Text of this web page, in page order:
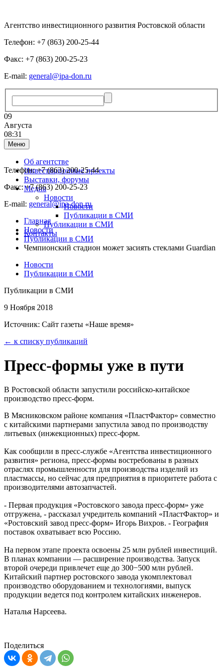
Агентство инвестиционного развития Ростовской области
Телефон: +7 (863) 200-25-44
Факс: +7 (863) 200-25-23
E-mail: general@ipa-don.ru
09
Августа
08:31
Меню
Об агентстве
Инвестиционные проекты
Выставки, форумы
Медиа
Новости
Новости
Публикации в СМИ
Публикации в СМИ
Контакты
Телефон: +7 (863) 200-25-44
Факс: +7 (863) 200-25-23
E-mail: general@ipa-don.ru
Главная
Новости
Публикации в СМИ
Чемпионский стадион может засиять стеклами Guardian
Новости
Публикации в СМИ
Публикации в СМИ
9 Ноября 2018
Источник: Сайт газеты «Наше время»
← к списку публикаций
Пресс-формы уже в пути
В Ростовской области запустили российско-китайское
производство пресс-форм.
В Мясниковском районе компания «ПластФактор» совместно
с китайскими партнерами запустила завод по производству
литьевых (инжекционных) пресс-форм.
Как сообщили в пресс-службе «Агентства инвестиционного
развития» региона, пресс-формы востребованы в разных
отраслях промышленности для производства изделий из
пластмассы, но сейчас для предприятия в приоритете работа с
производителями автозапчастей.
- Первая продукция «Ростовского завода пресс-форм» уже
отгружена, - рассказал учредитель компаний «ПластФактор» и
«Ростовский завод пресс-форм» Игорь Вихров. - География
поставок охватывает всю Россию.
На первом этапе проекта освоены 25 млн рублей инвестиций.
В планах компании — расширение производства. Запуск
второй очереди привлечет еще до 300−500 млн рублей.
Китайский партнер ростовского завода укомплектовал
производство оборудованием и технологиями, выпуск
продукции ведется под контролем китайских инженеров.
Наталья Нарсеева.
Поделиться